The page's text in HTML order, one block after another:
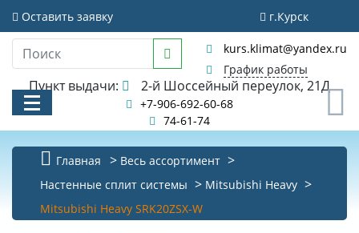
Оставить заявку г.Курск
kurs.klimat@yandex.ru
График работы
Пункт выдачи: 2-й Шоссейный переулок, 21Д
+7-906-692-60-68
74-61-74
КАТАЛОГ
АКЦИИ И РАСПРОДАЖИ
Главная
Весь ассортимент
Настенные сплит системы
Mitsubishi Heavy
Mitsubishi Heavy SRK20ZSX-W